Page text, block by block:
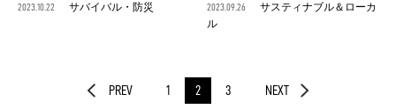
2023.10.22 サバイバル・防災 2023.09.26
サスティナブル＆ローカ
ル
PREV 1 2 3 NEXT